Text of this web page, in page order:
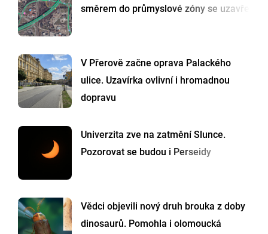
směrem do průmyslové zóny se uzavře
V Přerově začne oprava Palackého
ulice. Uzavírka ovlivní i hromadnou
dopravu
Univerzita zve na zatmění Slunce.
Pozorovat se budou i Perseidy
Vědci objevili nový druh brouka z doby
dinosaurů. Pomohla i olomoucká